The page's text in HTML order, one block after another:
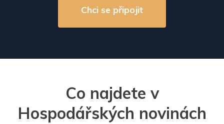
Chci se připojit
Co najdete v
Hospodářských novinách